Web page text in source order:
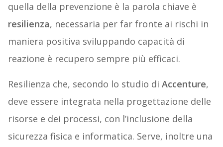
quella della prevenzione è la parola chiave è
resilienza, necessaria per far fronte ai rischi in
maniera positiva sviluppando capacità di
reazione è recupero sempre più efficaci.
Resilienza che, secondo lo studio di Accenture,
deve essere integrata nella progettazione delle
risorse e dei processi, con l’inclusione della
sicurezza fisica e informatica. Serve, inoltre una